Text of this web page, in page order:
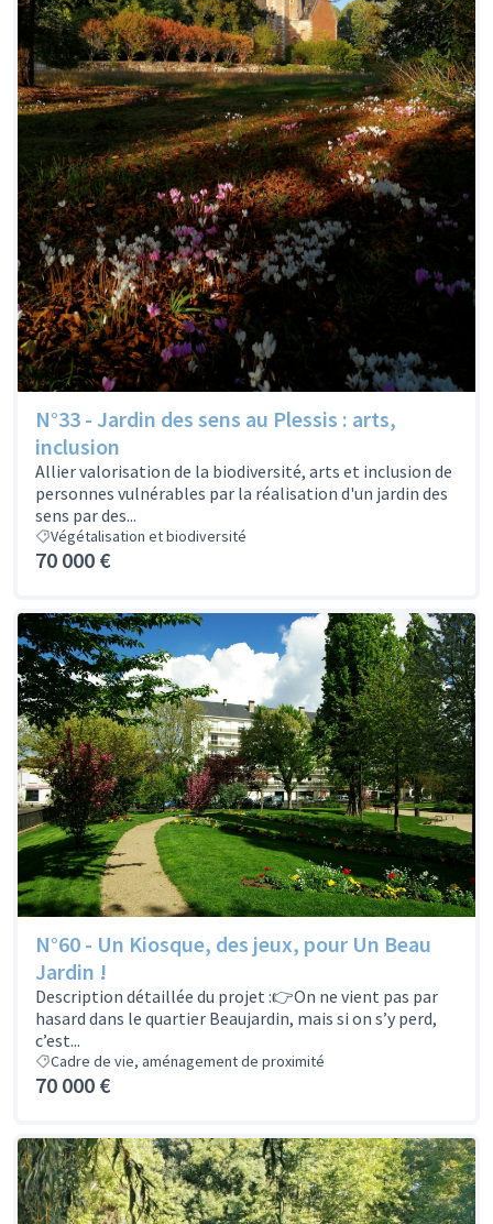
N°33 - Jardin des sens au Plessis : arts,
inclusion
Allier valorisation de la biodiversité, arts et inclusion de
personnes vulnérables par la réalisation d'un jardin des
sens par des...
Végétalisation et biodiversité
70 000 €
N°60 - Un Kiosque, des jeux, pour Un Beau
Jardin !
Description détaillée du projet :👉On ne vient pas par
hasard dans le quartier Beaujardin, mais si on s’y perd,
c’est...
Cadre de vie, aménagement de proximité
70 000 €